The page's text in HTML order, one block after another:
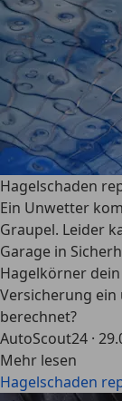
Hagelschaden
Ein Unwetter
Graupel. Leider
Garage in
Hagelkörner
Versicherung ein
berechnet?
AutoScout24 ·
Mehr lesen
Hagelschaden